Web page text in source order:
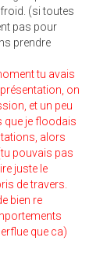
(si toutes
pas pour
prendre
tu avais
on
et un peu
que je floodais
alors
pouvais pas
juste le
de travers.
bien re
que ca)